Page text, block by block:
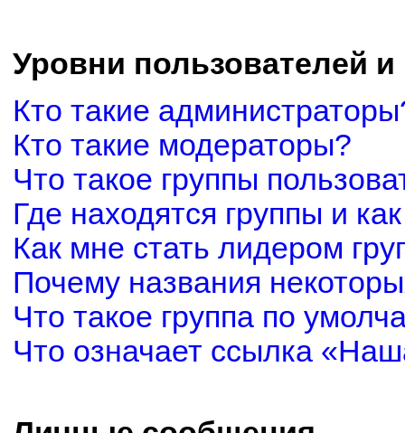
Уровни пользователей
Кто такие
Кто такие модераторы?
Что такое группы
Где находятся группы и
Как мне стать лидером
Почему названия
Что такое группа по
Что означает ссылка